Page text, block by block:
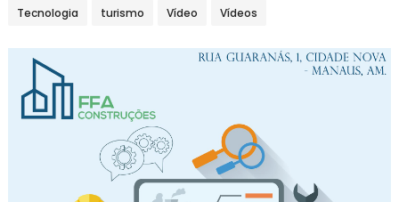
Tecnologia turismo Vídeo Vídeos